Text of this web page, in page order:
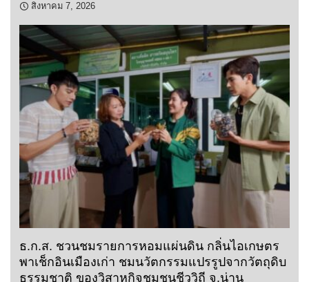
สิงหาคม 7, 2026
ธ.ก.ส. ชวนชมรายการหอมแผ่นดิน กลิ่นไอเกษตร
พาเช็กอินเมืองเก่า ชมนวัตกรรมแปรรูปจากวัตถุดิบ
ธรรมชาติ ของวิสาหกิจชุมชนชีววิถี จ.น่าน